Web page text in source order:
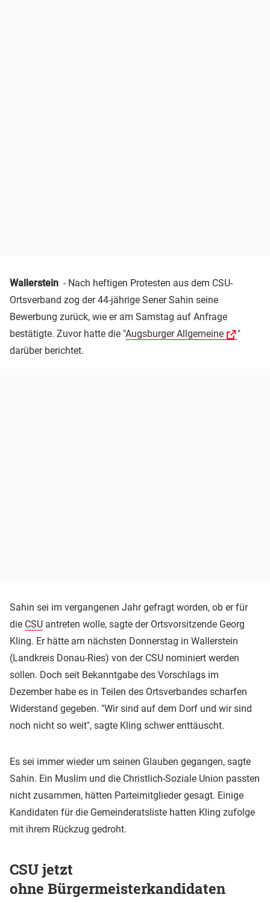
Wallerstein - Nach heftigen Protesten aus dem CSU-
Ortsverband zog der 44-jährige Sener Sahin seine
Bewerbung zurück, wie er am Samstag auf Anfrage
bestätigte. Zuvor hatte die "Augsburger Allgemeine
"
darüber berichtet.
Sahin sei im vergangenen Jahr gefragt worden, ob er für
die CSU antreten wolle, sagte der Ortsvorsitzende Georg
Kling. Er hätte am nächsten Donnerstag in Wallerstein
(Landkreis Donau-Ries) von der CSU nominiert werden
sollen. Doch seit Bekanntgabe des Vorschlags im
Dezember habe es in Teilen des Ortsverbandes scharfen
Widerstand gegeben. "Wir sind auf dem Dorf und wir sind
noch nicht so weit", sagte Kling schwer enttäuscht.
Es sei immer wieder um seinen Glauben gegangen, sagte
Sahin. Ein Muslim und die Christlich-Soziale Union passten
nicht zusammen, hätten Parteimitglieder gesagt. Einige
Kandidaten für die Gemeinderatsliste hatten Kling zufolge
mit ihrem Rückzug gedroht.
CSU jetzt
ohne Bürgermeisterkandidaten